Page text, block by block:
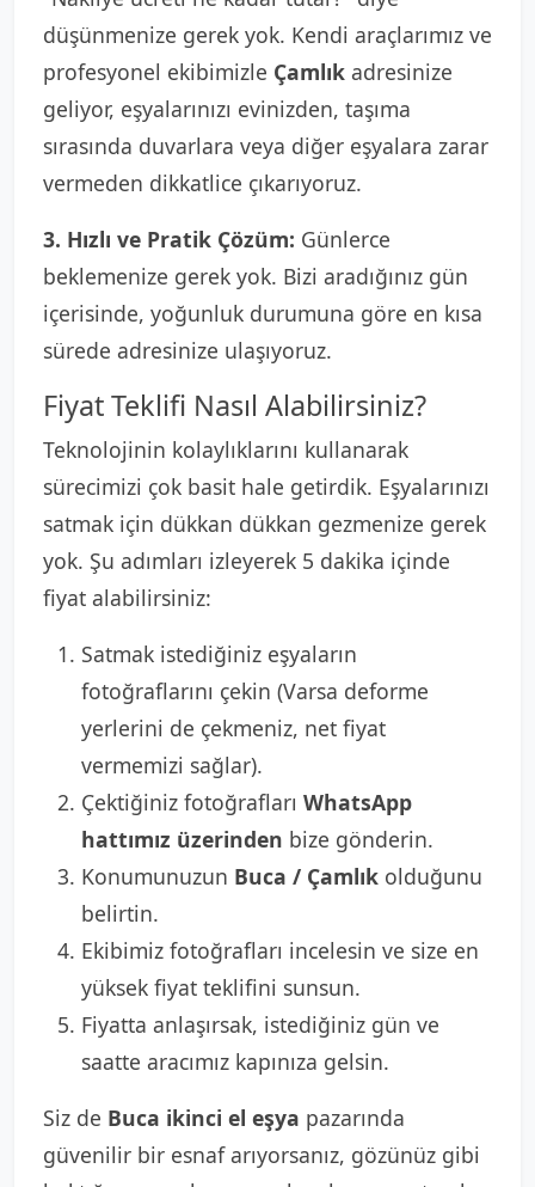
düşünmenize gerek yok. Kendi araçlarımız ve
profesyonel ekibimizle Çamlık adresinize
geliyor, eşyalarınızı evinizden, taşıma
sırasında duvarlara veya diğer eşyalara zarar
vermeden dikkatlice çıkarıyoruz.
3. Hızlı ve Pratik Çözüm: Günlerce
beklemenize gerek yok. Bizi aradığınız gün
içerisinde, yoğunluk durumuna göre en kısa
sürede adresinize ulaşıyoruz.
Fiyat Teklifi Nasıl Alabilirsiniz?
Teknolojinin kolaylıklarını kullanarak
sürecimizi çok basit hale getirdik. Eşyalarınızı
satmak için dükkan dükkan gezmenize gerek
yok. Şu adımları izleyerek 5 dakika içinde
fiyat alabilirsiniz:
Satmak istediğiniz eşyaların
fotoğraflarını çekin (Varsa deforme
yerlerini de çekmeniz, net fiyat
vermemizi sağlar).
Çektiğiniz fotoğrafları WhatsApp
hattımız üzerinden bize gönderin.
Konumunuzun Buca / Çamlık olduğunu
belirtin.
Ekibimiz fotoğrafları incelesin ve size en
yüksek fiyat teklifini sunsun.
Fiyatta anlaşırsak, istediğiniz gün ve
saatte aracımız kapınıza gelsin.
Siz de Buca ikinci el eşya pazarında
güvenilir bir esnaf arıyorsanız, gözünüz gibi